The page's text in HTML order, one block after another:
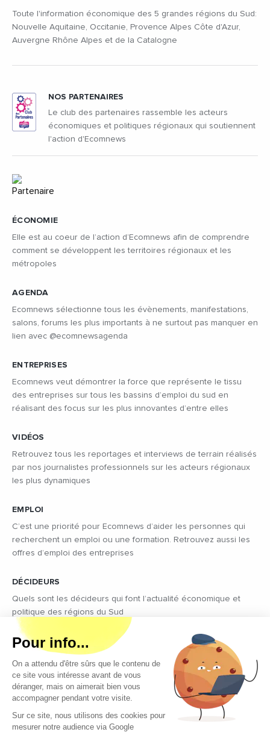
Toute l'information économique des 5 grandes régions du Sud:
Nouvelle Aquitaine, Occitanie, Provence Alpes Côte d'Azur,
Auvergne Rhône Alpes et de la Catalogne
ÉCONOMIE
Elle est au coeur de l’action d’Ecomnews afin de comprendre
comment se développent les territoires régionaux et les
métropoles
AGENDA
Ecomnews sélectionne tous les évènements, manifestations,
salons, forums les plus importants à ne surtout pas manquer en
lien avec @ecomnewsagenda
ENTREPRISES
Ecomnews veut démontrer la force que représente le tissu
des entreprises sur tous les bassins d’emploi du sud en
réalisant des focus sur les plus innovantes d’entre elles
VIDÉOS
Retrouvez tous les reportages et interviews de terrain réalisés
par nos journalistes professionnels sur les acteurs régionaux
les plus dynamiques
EMPLOI
C’est une priorité pour Ecomnews d’aider les personnes qui
recherchent un emploi ou une formation. Retrouvez aussi les
offres d’emploi des entreprises
DÉCIDEURS
Quels sont les décideurs qui font l’actualité économique et
politique des régions du Sud
NOS PARTENAIRES
Le club des partenaires rassemble les acteurs
économiques et politiques régionaux qui soutiennent
l'action d'Ecomnews
Copyright © 2026 - Tous droits réservés
Qui sommes-nous ?